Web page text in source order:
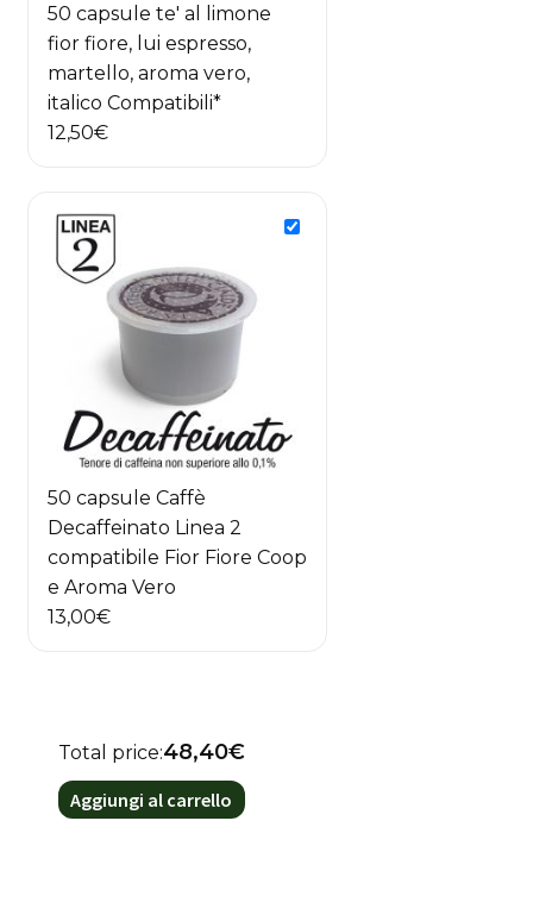
50 capsule te' al limone
fior fiore, lui espresso,
martello, aroma vero,
italico Compatibili*
12,50€
50 capsule Caffè
Decaffeinato Linea 2
compatibile Fior Fiore Coop
e Aroma Vero
13,00€
Total price:48,40€
Aggiungi al carrello